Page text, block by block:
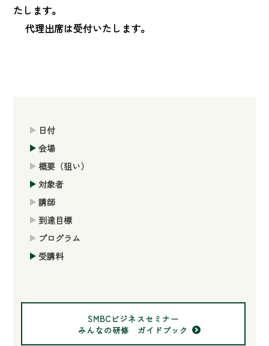
日付
会場
概要（狙い）
対象者
講師
到達目標
プログラム
受講料
SMBCビジネスセミナー
みんなの研修 ガイドブック
たします。
代理出席は受付いたします。